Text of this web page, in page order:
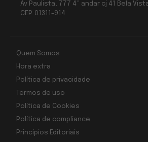
Av Paulista, 777 4º andar cj 41 Bela
CEP: 01311-914
Quem Somos
Hora extra
Política de privacidade
Termos de uso
Política de Cookies
Política de compliance
Princípios Editoriais